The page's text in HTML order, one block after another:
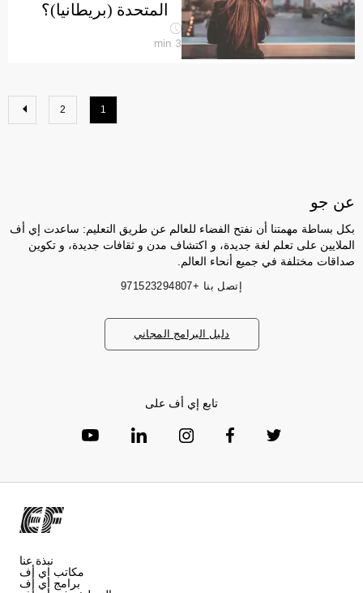
المتحدة (بريطانيا)؟
3
min
1
2
عن جو
بكل بساطة مهمتنا أن نفتح الفضاء للعالم عن طريق التعليم: ساعدت إي أف
الملايين على تعلم لغة جديدة، و اكتشاف مدن و ثقافات جديدة، و تكوين
صداقات مختلفة في جميع أنحاء العالم.
إتصل بنا +971523294807
دليل البرامج المجاني
تابع إي أف على
نبذة عنا
مكاتب إي أف
برامج إي أف